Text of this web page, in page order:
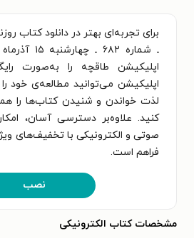
برای تجربه‌ای بهتر در دانلود کتاب
اپلیکیشن طاقچه را به‌صورت
اپلیکیشن می‌توانید مطالعه‌ی خود
لذت خواندن و شنیدن کتاب‌ها را
کنید. علاوه‌بر دسترسی آسان،
صوتی و الکترونیکی با تخفیف‌های
فراهم است.
نصب
مشخصات کتاب الکترونیکی